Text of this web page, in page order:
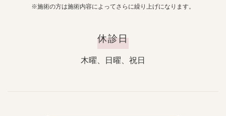
※施術の方は施術内容によってさらに繰り上げになります。
休診日
木曜、日曜、祝日